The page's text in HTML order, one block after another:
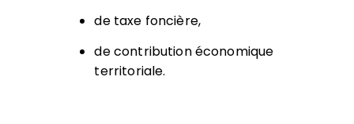
de taxe foncière,
de contribution économique
territoriale.